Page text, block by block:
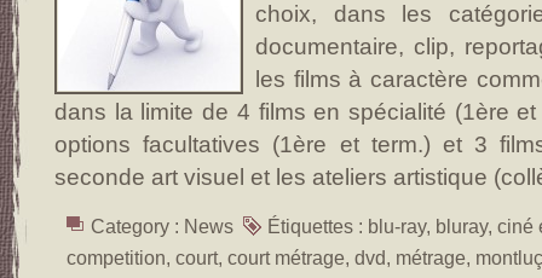
choix, dans les
documentaire, clip,
les films à caractère
dans la limite de 4 films en spécialité (1ère
options facultatives (1ère et term.) et 3
seconde art visuel et les ateliers artistique
Category : News Étiquettes : blu-ray, bluray, ciné
competition, court, court métrage, dvd, métrage,